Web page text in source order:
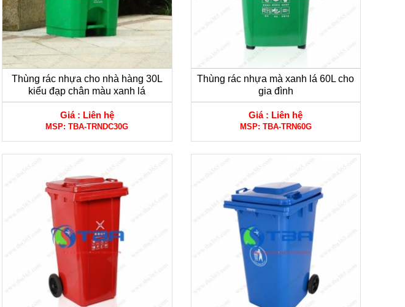
Thùng rác nhựa cho nhà hàng 30L
kiểu đạp chân màu xanh lá
Giá : Liên hệ
MSP:TBA-TRNDC30G
Thùng rác nhựa mà xanh lá 60L cho
gia đình
Giá : Liên hệ
MSP: TBA-TRN60G